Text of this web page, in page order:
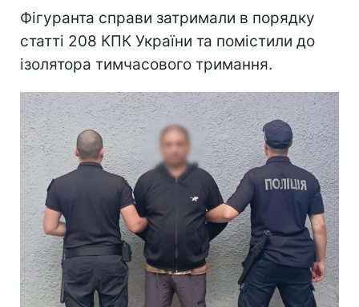
Фігуранта справи затримали в порядку
статті 208 КПК України та помістили до
ізолятора тимчасового тримання.